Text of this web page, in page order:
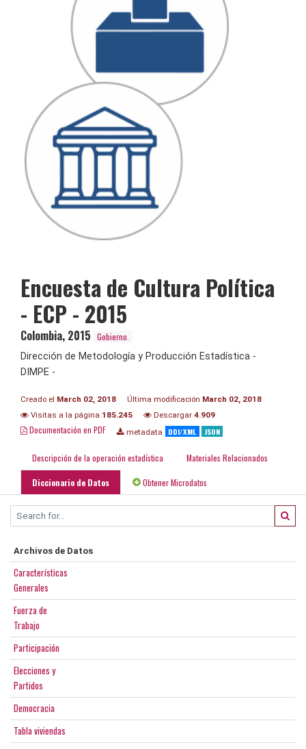
Encuesta de Cultura Política
- ECP - 2015
Colombia, 2015 Gobierno.
Dirección de Metodología y Producción Estadística -
DIMPE -
Creado el March 02, 2018 Última modificación March 02, 2018
Visitas a la página 185.245 Descargar 4.909
Documentación en PDF metadata DDI/XML JSON
Descripción de la operación estadística Materiales Relacionados
Diccionario de Datos Obtener Microdatos
Archivos de Datos
Características
Generales
Fuerza de
Trabajo
Participación
Elecciones y
Partidos
Democracia
Tabla viviendas